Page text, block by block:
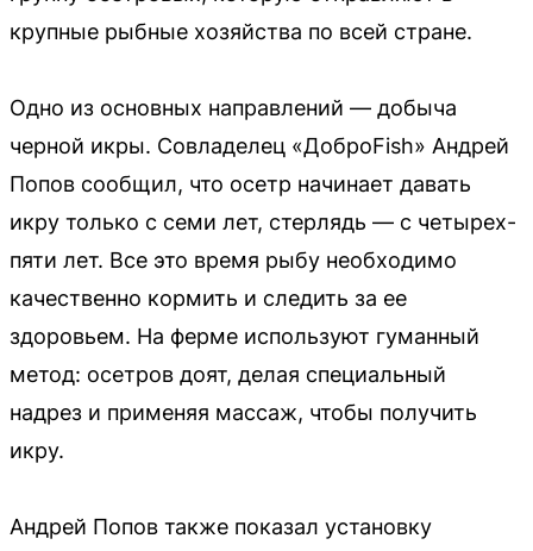
крупные рыбные хозяйства по всей стране.
Одно из основных направлений — добыча
черной икры. Совладелец «ДоброFish» Андрей
Попов сообщил, что осетр начинает давать
икру только с семи лет, стерлядь — с четырех-
пяти лет. Все это время рыбу необходимо
качественно кормить и следить за ее
здоровьем. На ферме используют гуманный
метод: осетров доят, делая специальный
надрез и применяя массаж, чтобы получить
икру.
Андрей Попов также показал установку